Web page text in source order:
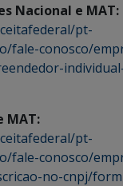
Nacional e MAT:
pt-
fale-conosco/
MAT:
pt-
fale-conosco/
no-cnpj/